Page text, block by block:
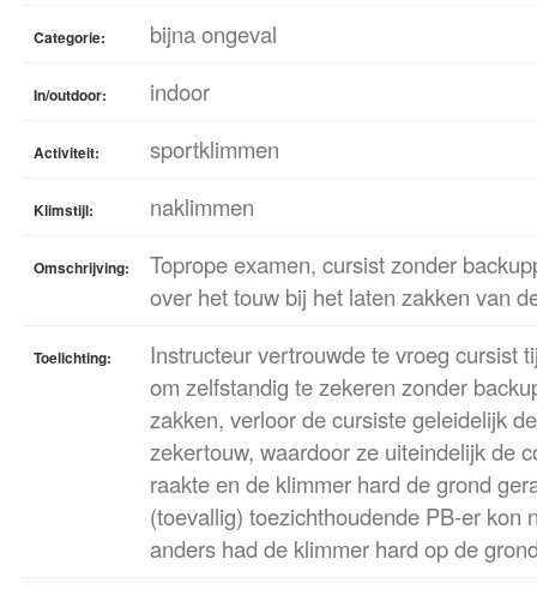
Categorie: bijna ongeval
In/outdoor: indoor
Activiteit: sportklimmen
Klimstijl: naklimmen
Omschrijving:
Toprope examen, cursist zonder
over het touw bij het laten zakken van
Toelichting:
Instructeur vertrouwde te vroeg cursist
om zelfstandig te zekeren zonder
zakken, verloor de cursiste geleidelijk
zekertouw, waardoor ze uiteindelijk de
raakte en de klimmer hard de grond
(toevallig) toezichthoudende PB-er kon
anders had de klimmer hard op de